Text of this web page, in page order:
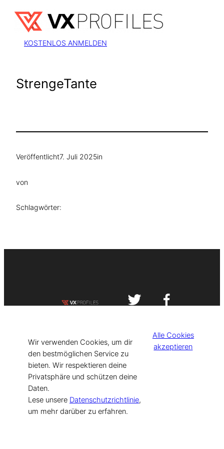
Inhalt
springen
KOSTENLOS ANMELDEN
StrengeTante
Veröffentlicht7. Juli 2025in
von
Schlagwörter:
[current_year] VISIT-X. Made with
for Models & Influencers!
Wir verwenden Cookies, um dir
den bestmöglichen Service zu
bieten. Wir respektieren deine
Privatsphäre und schützen deine
Daten.
Lese unsere Datenschutzrichtlinie,
um mehr darüber zu erfahren.
Alle Cookies
akzeptieren